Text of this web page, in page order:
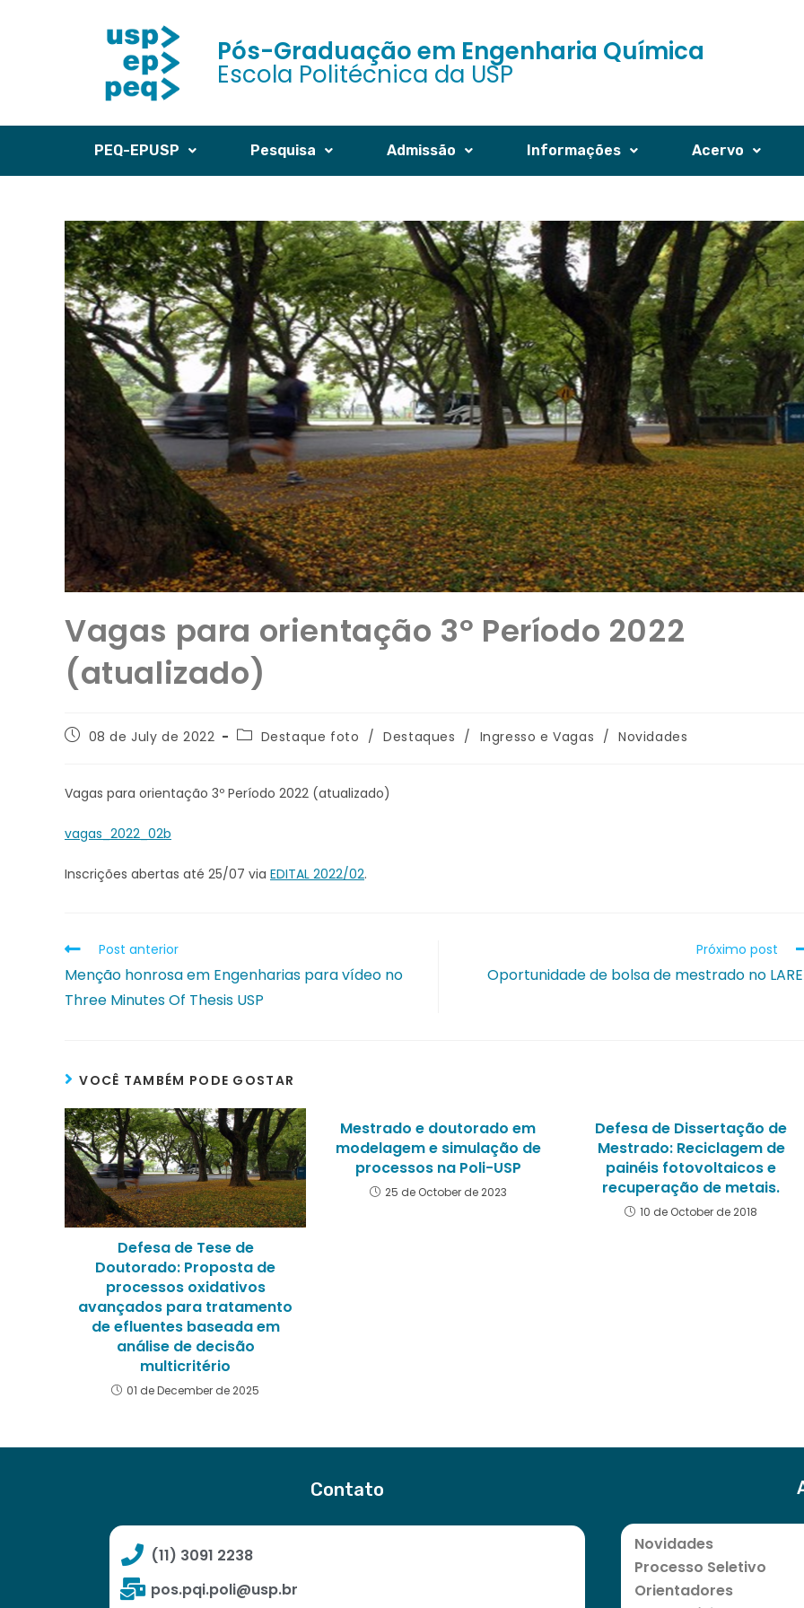
Pós-Graduação em Engenharia Química
Escola Politécnica da USP
PEQ-EPUSP Pesquisa Admissão Informações Acervo
Vagas para orientação 3º Período 2022
(atualizado)
08 de July de 2022 Destaque foto / Destaques / Ingresso e Vagas / Novidades
Vagas para orientação 3º Período 2022 (atualizado)
vagas_2022_02b
Inscrições abertas até 25/07 via EDITAL 2022/02.
Post anterior
Menção honrosa em Engenharias para vídeo no
Three Minutes Of Thesis USP
Próximo post
Oportunidade de bolsa de mestrado no
VOCÊ TAMBÉM PODE GOSTAR
Defesa de Tese de
Doutorado: Proposta de
processos oxidativos
avançados para tratamento
de efluentes baseada em
análise de decisão
multicritério
01 de December de 2025
Mestrado e doutorado em
modelagem e simulação de
processos na Poli-USP
25 de October de 2023
Defesa de Dissertação de
Mestrado: Reciclagem de
painéis fotovoltaicos e
recuperação de metais.
10 de October de 2018
Contato
(11) 3091 2238
pos.pqi.poli@usp.br
Novidades
Processo Seletivo
Orientadores